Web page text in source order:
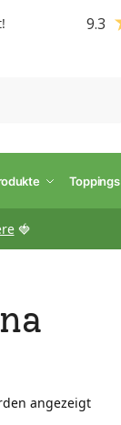
9.3
Toppings
🍓
angezeigt